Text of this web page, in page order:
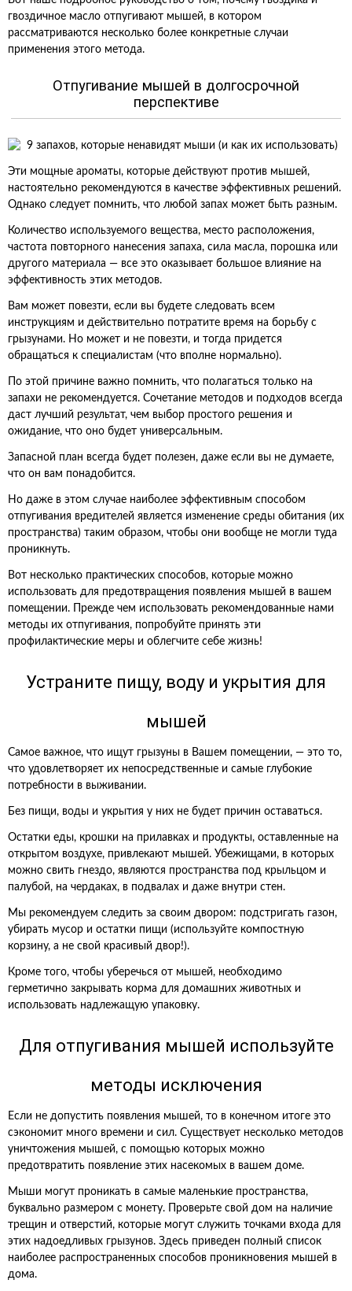
гвоздичное масло отпугивают мышей, в котором
рассматриваются несколько более конкретные случаи
применения этого метода.
Отпугивание мышей в долгосрочной
перспективе
Эти мощные ароматы, которые действуют против мышей,
настоятельно рекомендуются в качестве эффективных решений.
Однако следует помнить, что любой запах может быть разным.
Количество используемого вещества, место расположения,
частота повторного нанесения запаха, сила масла, порошка или
другого материала — все это оказывает большое влияние на
эффективность этих методов.
Вам может повезти, если вы будете следовать всем
инструкциям и действительно потратите время на борьбу с
грызунами. Но может и не повезти, и тогда придется
обращаться к специалистам (что вполне нормально).
По этой причине важно помнить, что полагаться только на
запахи не рекомендуется. Сочетание методов и подходов всегда
даст лучший результат, чем выбор простого решения и
ожидание, что оно будет универсальным.
Запасной план всегда будет полезен, даже если вы не думаете,
что он вам понадобится.
Но даже в этом случае наиболее эффективным способом
отпугивания вредителей является изменение среды обитания (их
пространства) таким образом, чтобы они вообще не могли туда
проникнуть.
Вот несколько практических способов, которые можно
использовать для предотвращения появления мышей в вашем
помещении. Прежде чем использовать рекомендованные нами
методы их отпугивания, попробуйте принять эти
профилактические меры и облегчите себе жизнь!
Устраните пищу, воду и укрытия для
мышей
Самое важное, что ищут грызуны в Вашем помещении, — это то,
что удовлетворяет их непосредственные и самые глубокие
потребности в выживании.
Без пищи, воды и укрытия у них не будет причин оставаться.
Остатки еды, крошки на прилавках и продукты, оставленные на
открытом воздухе, привлекают мышей. Убежищами, в которых
можно свить гнездо, являются пространства под крыльцом и
палубой, на чердаках, в подвалах и даже внутри стен.
Мы рекомендуем следить за своим двором: подстригать газон,
убирать мусор и остатки пищи (используйте компостную
корзину, а не свой красивый двор!).
Кроме того, чтобы уберечься от мышей, необходимо
герметично закрывать корма для домашних животных и
использовать надлежащую упаковку.
Для отпугивания мышей используйте
методы исключения
Если не допустить появления мышей, то в конечном итоге это
сэкономит много времени и сил. Существует несколько методов
уничтожения мышей, с помощью которых можно
предотвратить появление этих насекомых в вашем доме.
Мыши могут проникать в самые маленькие пространства,
буквально размером с монету. Проверьте свой дом на наличие
трещин и отверстий, которые могут служить точками входа для
этих надоедливых грызунов. Здесь приведен полный список
наиболее распространенных способов проникновения мышей в
дома.